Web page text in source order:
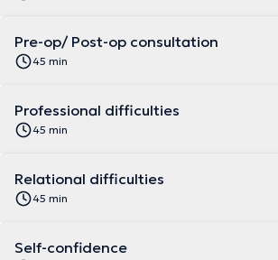
Pre-op/ Post-op consultation
45 min
Professional difficulties
45 min
Relational difficulties
45 min
Self-confidence